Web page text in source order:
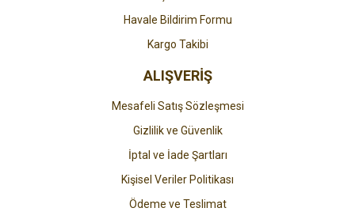
Gönder
Havale Bildirim Formu
Kargo Takibi
ALIŞVERİŞ
Mesafeli Satış Sözleşmesi
Gizlilik ve Güvenlik
İptal ve İade Şartları
Kişisel Veriler Politikası
Ödeme ve Teslimat